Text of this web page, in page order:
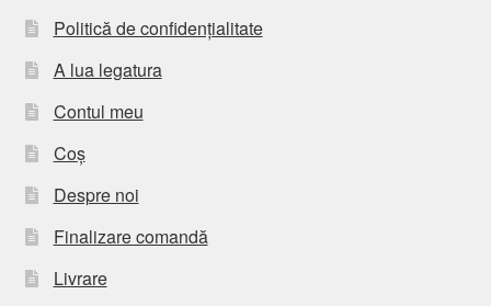
Politică de confidențialitate
A lua legatura
Contul meu
Coș
Despre noi
Finalizare comandă
Livrare